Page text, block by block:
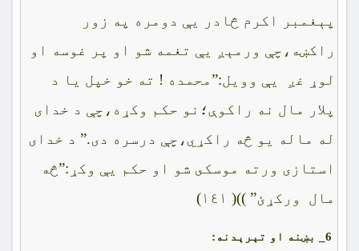
پېغمبر اکرم څادر يې دومره په زور
راکښه،چې ورمېږ يې تغمه شو او پر غوسه او
لوړ غږ يې وويل:”محمده ! ته خو خپل يا د
پلار مال نه راکوې؛نو حکم وکړه،چې د خداى
له ماله يو څه راکړي،چې درسره دى.” د خداى
استازى ورته موسکى شو او حکم يې وکړ:”څه
مال ورکړئ” ))( ١٤١)
بښنه او تېرېدنه: